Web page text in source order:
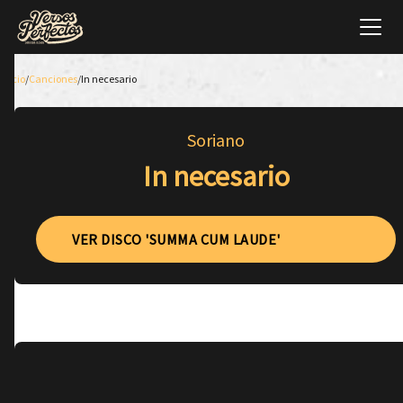
Inicio/Canciones/In necesario
Soriano
In necesario
VER DISCO 'SUMMA CUM LAUDE'